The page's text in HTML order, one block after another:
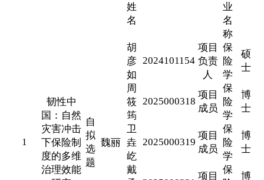
姓
名
业
名
称
1
韧性中
国：自然
灾害冲击
下保险制
度的多维
治理效能
自
拟
选
题
魏丽
胡
彦
如
2024101154
项目
负责
人
保
险
学
硕
士
周
筱
筠
2025000318
项目
成员
保
险
学
博
士
卫
垚
屹
2025000319
项目
成员
保
险
学
博
士
戴
项目
保
博